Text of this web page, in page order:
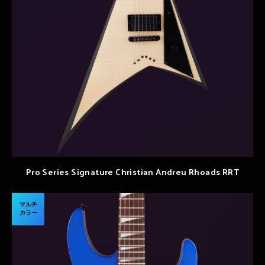
Pro Series Signature Christian Andreu Rhoads RRT
マルチ
カラー